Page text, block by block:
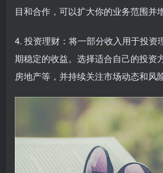
目和合作，可以扩大你的业务范围并
4. 投资理财：将一部分收入用于投资
期稳定的收益。选择适合自己的投资
房地产等，并持续关注市场动态和风